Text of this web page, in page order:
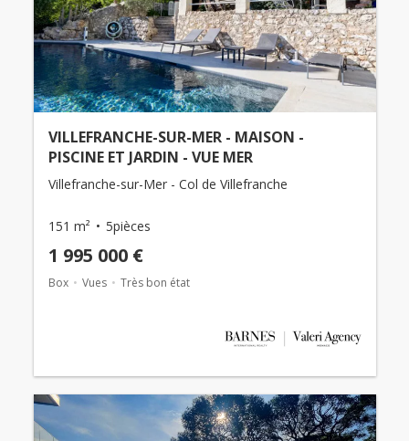
VILLEFRANCHE-SUR-MER - MAISON -
PISCINE ET JARDIN - VUE MER
Villefranche-sur-Mer - Col de Villefranche
151 m² 5pièces
1 995 000 €
Box Vues Très bon état